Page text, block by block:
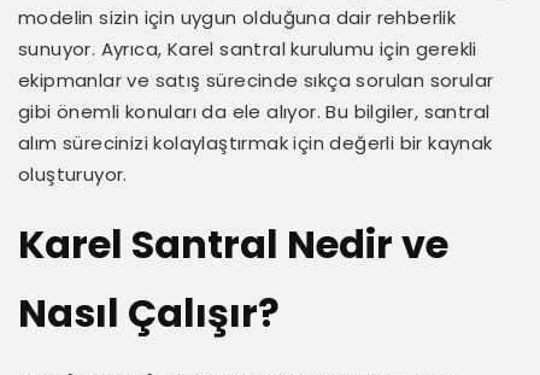
modelin sizin için uygun olduğuna dair rehberlik
sunuyor. Ayrıca, Karel santral kurulumu için gerekli
ekipmanlar ve satış sürecinde sıkça sorulan sorular
gibi önemli konuları da ele alıyor. Bu bilgiler, santral
alım sürecinizi kolaylaştırmak için değerli bir kaynak
oluşturuyor.
Karel Santral Nedir ve
Nasıl Çalışır?